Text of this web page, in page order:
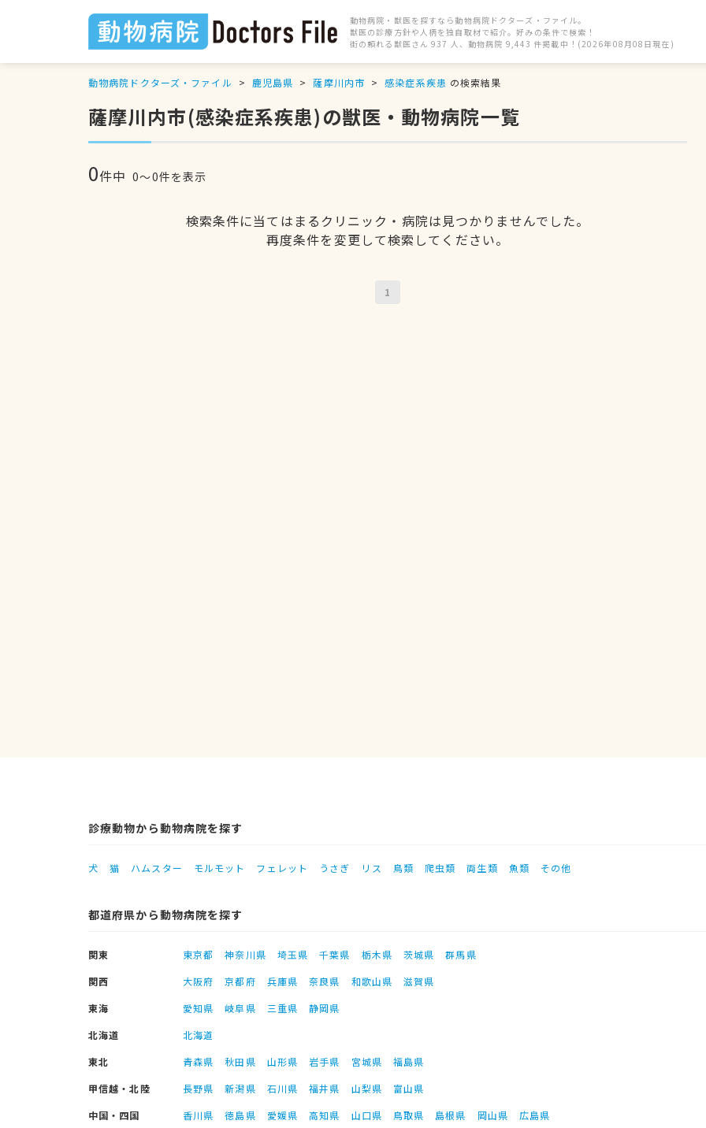
動物病院・獣医を探すなら動物病院ドクターズ・ファイル。
獣医の診療方針や人柄を独自取材で紹介。好みの条件で検索！
街の頼れる獣医さん 937 人、動物病院 9,443 件掲載中！(2026年08月08日現在)
動物病院ドクターズ・ファイル 鹿児島県 薩摩川内市 感染症系疾患 の検索結果
薩摩川内市(感染症系疾患)の獣医・動物病院一覧
0件中 0〜0件を表示
検索条件に当てはまるクリニック・病院は見つかりませんでした。
再度条件を変更して検索してください。
1
診療動物から動物病院を探す
犬 猫 ハムスター モルモット フェレット うさぎ リス 鳥類 爬虫類 両生類 魚類 その他
都道府県から動物病院を探す
関東 東京都 神奈川県 埼玉県 千葉県 栃木県 茨城県
群馬県
関西
大阪府 京都府 兵庫県 奈良県 和歌山県
滋賀県
東海
愛知県 岐阜県 三重県
静岡県
北海道
北海道
東北
青森県 秋田県 山形県 岩手県 宮城県
福島県
甲信越・北陸
長野県 新潟県 石川県 福井県 山梨県
富山県
中国・四国
香川県 徳島県 愛媛県 高知県 山口県 鳥取県 島根県 岡山県
広島県